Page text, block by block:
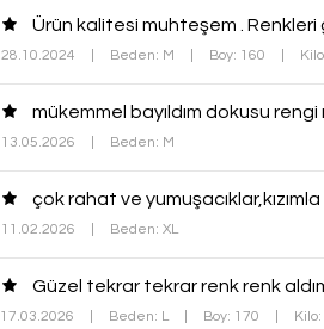
Ürün kalitesi muhteşem .
28.10.2024 Beden: M Boy: 160
mükemmel bayıldım dokusu
13.05.2026 Beden: M
çok rahat ve
11.02.2026 Beden: XL
Güzel tekrar tekrar renk renk
17.03.2026 Beden: L Boy: 170